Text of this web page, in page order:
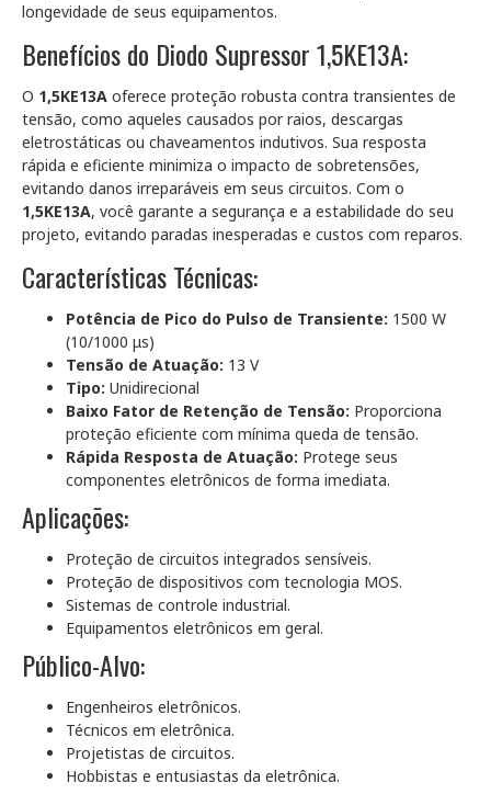
longevidade de seus equipamentos.
Benefícios do Diodo Supressor 1,5KE13A:
O 1,5KE13A oferece proteção robusta contra transientes de
tensão, como aqueles causados por raios, descargas
eletrostáticas ou chaveamentos indutivos. Sua resposta
rápida e eficiente minimiza o impacto de sobretensões,
evitando danos irreparáveis em seus circuitos. Com o
1,5KE13A, você garante a segurança e a estabilidade do seu
projeto, evitando paradas inesperadas e custos com reparos.
Características Técnicas:
Potência de Pico do Pulso de Transiente: 1500 W
(10/1000 μs)
Tensão de Atuação: 13 V
Tipo: Unidirecional
Baixo Fator de Retenção de Tensão: Proporciona
proteção eficiente com mínima queda de tensão.
Rápida Resposta de Atuação: Protege seus
componentes eletrônicos de forma imediata.
Aplicações:
Proteção de circuitos integrados sensíveis.
Proteção de dispositivos com tecnologia MOS.
Sistemas de controle industrial.
Equipamentos eletrônicos em geral.
Público-Alvo:
Engenheiros eletrônicos.
Técnicos em eletrônica.
Projetistas de circuitos.
Hobbistas e entusiastas da eletrônica.